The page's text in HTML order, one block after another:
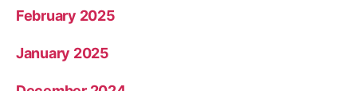
February 2025
January 2025